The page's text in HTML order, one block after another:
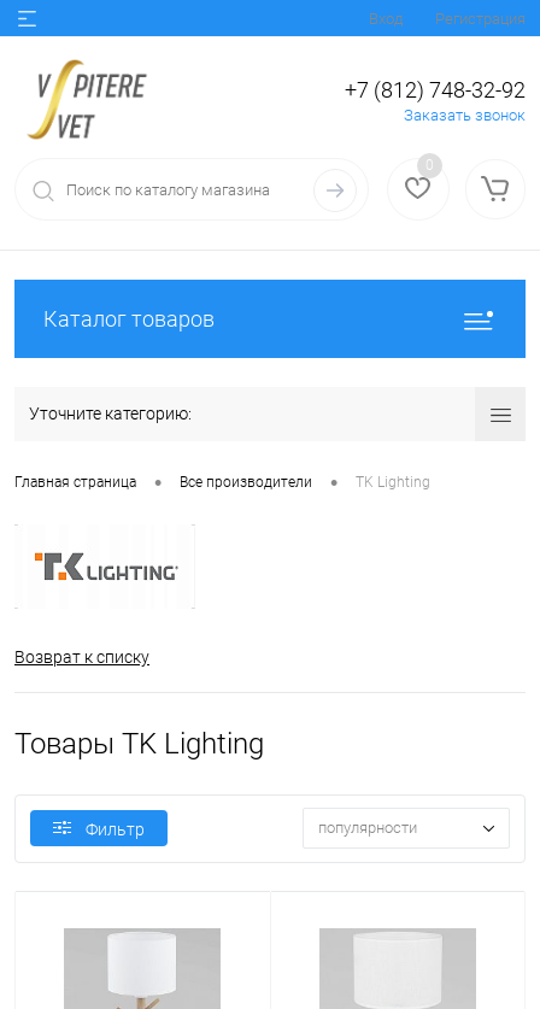
Вход Регистрация
+7 (812) 748-32-92
Заказать звонок
0
Каталог товаров
Уточните категорию:
Главная страница • Все производители • TK Lighting
Возврат к списку
Товары TK Lighting
Фильтр популярности